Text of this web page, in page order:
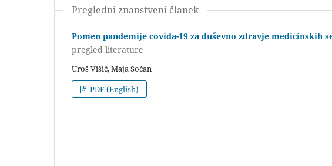
Pregledni znanstveni članek
Pomen pandemije covida-19 za duševno zdravje medicinskih
pregled literature
Uroš Višič, Maja Sočan
PDF (English)